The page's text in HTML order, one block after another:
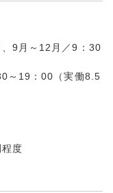
9月～12月／9：30
～19：00（実働8.5
度